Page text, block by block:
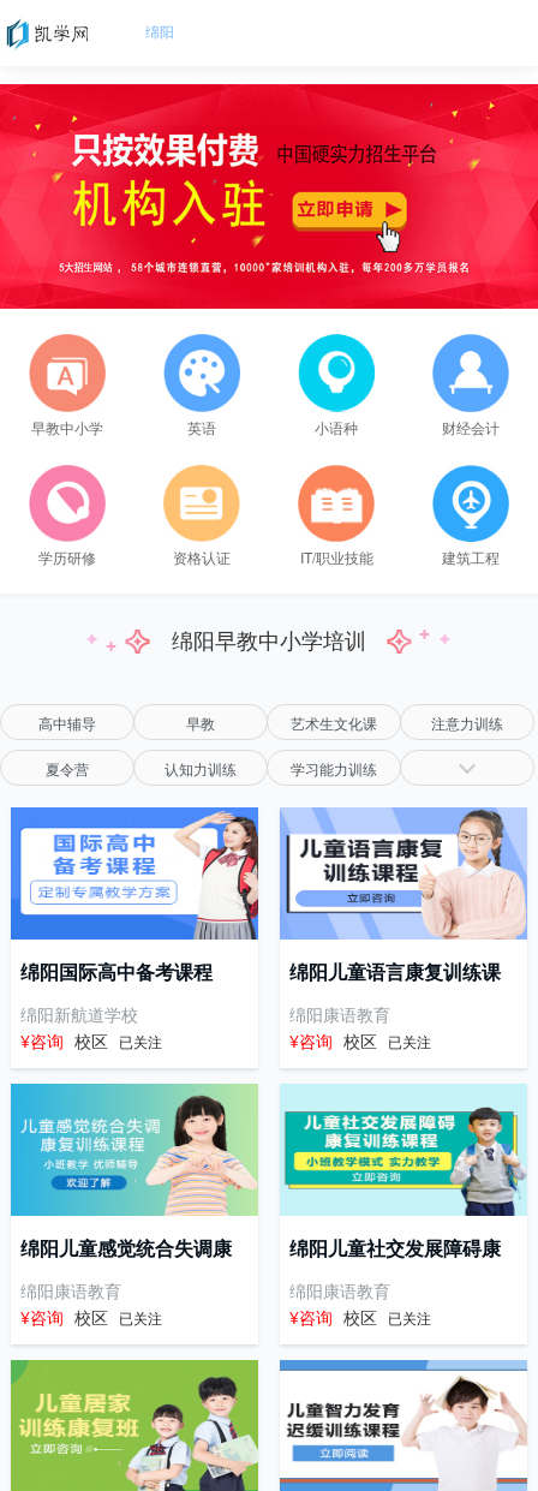
绵阳
早教中小学 英语 小语种 财经会计
学历研修 资格认证 IT/职业技能 建筑工程
绵阳早教中小学培训
高中辅导 早教 艺术生文化课 注意力训练
夏令营 认知力训练 学习能力训练
绵阳国际高中备考课程
绵阳新航道学校
¥咨询 校区 已关注
绵阳儿童语言康复训练课
程
绵阳康语教育
¥咨询 校区 已关注
绵阳儿童感觉统合失调康
复训练课程
绵阳康语教育
¥咨询 校区 已关注
绵阳儿童社交发展障碍康
复训练课程
绵阳康语教育
¥咨询 校区 已关注